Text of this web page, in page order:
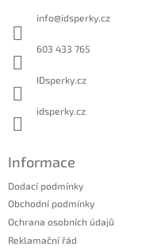
info@idsperky.cz
603 433 765
IDsperky.cz
idsperky.cz
Informace
Dodací podmínky
Obchodní podmínky
Ochrana osobních údajů
Reklamační řád